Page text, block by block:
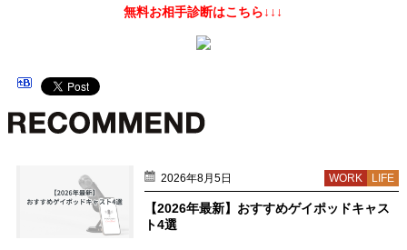
無料お相手診断はこちら↓↓↓
2026年8月5日 LIFE
WORK
【2026年最新】おすすめゲイポッドキャス
ト4選